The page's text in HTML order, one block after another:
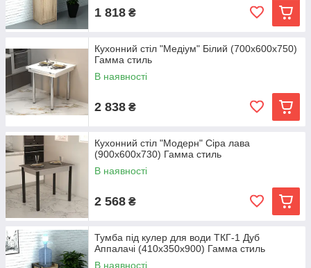
1 818 ₴
Кухонний стіл "Медіум" Білий (700x600x750)
Гамма стиль
В наявності
2 838 ₴
Кухонний стіл "Модерн" Сіра лава
(900x600x730) Гамма стиль
В наявності
2 568 ₴
Тумба під кулер для води ТКГ-1 Дуб
Аппалачі (410x350x900) Гамма стиль
В наявності